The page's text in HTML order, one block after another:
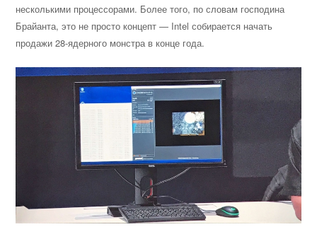
несколькими процессорами. Более того, по словам господина
Брайанта, это не просто концепт — Intel собирается начать
продажи 28-ядерного монстра в конце года.